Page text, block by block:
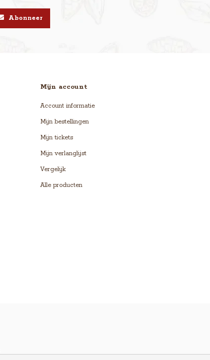
Abonneer
Mijn account
Account informatie
Mijn bestellingen
Mijn tickets
Mijn verlanglijst
Vergelijk
Alle producten